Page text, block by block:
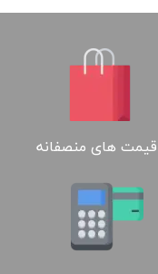
قیمت های منصفانه
02188886184